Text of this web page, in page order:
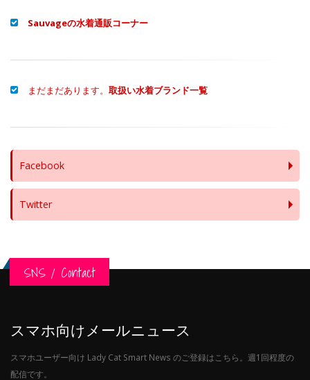
Sauvageの水着通販コーナー
まだまだあります。 取扱い水着ブランド一覧
Facebook
Twitter
SNS / Contact
スマホ向けメールニュース
スマホユーザー向け Lady Cat Smart News のご登録はこちら。週1回程度の
配信です。